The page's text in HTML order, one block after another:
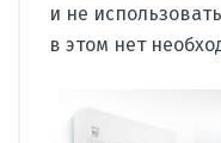
и не
в этом нет